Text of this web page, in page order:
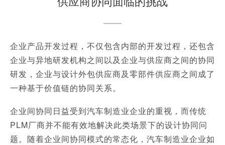
企业产品开发过程，不仅包含内部的开发过程，还包含
企业与异地研发机构之间以及企业与供应商之间的协同
研发，企业与设计外包供应商及零部件供应商之间成了
一种基于价值链的协同关系。
企业间协同日益受到汽车制造业企业的重视，而传统
PLM厂商并不能有效地解决此类场景下的设计协同问
题。随着企业间协同模式的常态化，汽车制造业企业如